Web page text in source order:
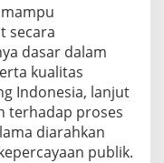
secara
dasar dalam
kualitas
Indonesia, lanjut
terhadap proses
diarahkan
publik.